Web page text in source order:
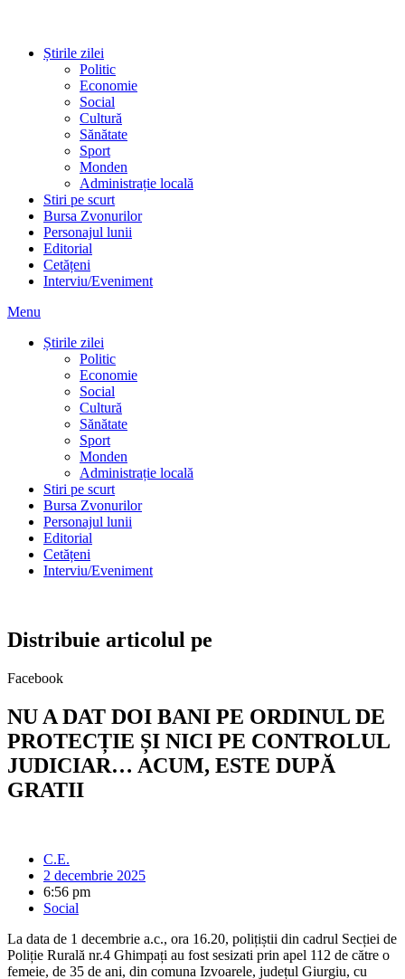
Știrile zilei
Politic
Economie
Social
Cultură
Sănătate
Sport
Monden
Administrație locală
Stiri pe scurt
Bursa Zvonurilor
Personajul lunii
Editorial
Cetățeni
Interviu/Eveniment
Menu
Știrile zilei
Politic
Economie
Social
Cultură
Sănătate
Sport
Monden
Administrație locală
Stiri pe scurt
Bursa Zvonurilor
Personajul lunii
Editorial
Cetățeni
Interviu/Eveniment
Distribuie articolul pe
Facebook
NU A DAT DOI BANI PE ORDINUL DE
PROTECȚIE ȘI NICI PE CONTROLUL
JUDICIAR… ACUM, ESTE DUPĂ
GRATII
C.E.
2 decembrie 2025
6:56 pm
Social
La data de 1 decembrie a.c., ora 16.20, polițiștii din cadrul Secției de
Poliție Rurală nr.4 Ghimpați au fost sesizati prin apel 112 de către o
femeie, de 35 de ani, din comuna Izvoarele, județul Giurgiu, cu